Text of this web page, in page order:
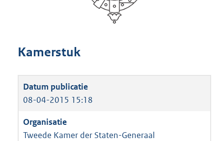
Kamerstuk
08-04-2015 15:18
Tweede Kamer der Staten-Generaal